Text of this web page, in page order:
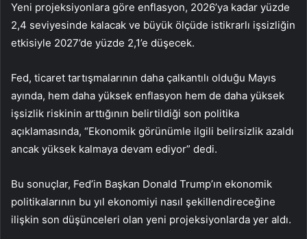
Yeni projeksiyonlara göre enflasyon, 2026’ya kadar yüzde
2,4 seviyesinde kalacak ve büyük ölçüde istikrarlı işsizliğin
etkisiyle 2027’de yüzde 2,1’e düşecek.
Fed, ticaret tartışmalarının daha çalkantılı olduğu Mayıs
ayında, hem daha yüksek enflasyon hem de daha yüksek
işsizlik riskinin arttığının belirtildiği son politika
açıklamasında, “Ekonomik görünümle ilgili belirsizlik azaldı
ancak yüksek kalmaya devam ediyor” dedi.
Bu sonuçlar, Fed’in Başkan Donald Trump’ın ekonomik
politikalarının bu yıl ekonomiyi nasıl şekillendireceğine
ilişkin son düşünceleri olan yeni projeksiyonlarda yer aldı.